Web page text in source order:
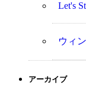
Let's
ウィ
アーカイブ